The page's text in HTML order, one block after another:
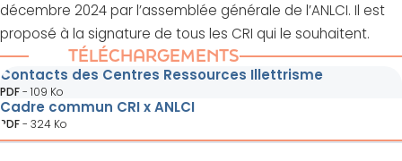
décembre 2024 par l’assemblée générale de l’ANLCI. Il est
proposé à la signature de tous les CRI qui le souhaitent.
TÉLÉCHARGEMENTS
Contacts des Centres Ressources Illettrisme
PDF- 109 Ko
Cadre commun CRI x ANLCI
PDF- 324 Ko